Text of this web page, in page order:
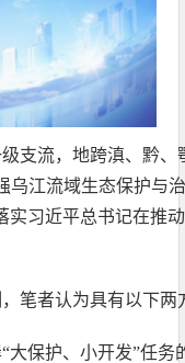
支流，地跨滇、黔
乌江流域生态保护与
实习近平总书记在推
笔者认为具有以下两
大保护、小开发”任